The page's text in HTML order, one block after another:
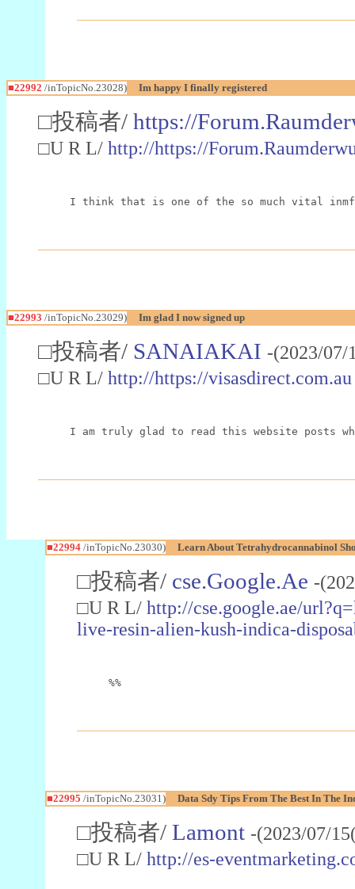
■22992 /inTopicNo.23028) Im happy I finally registered
□投稿者/ https://
□U R L/ http://https://
I think that is one of the so much vital
■22993 /inTopicNo.23029) Im glad I now signed up
□投稿者/ SANAIAKAI -(2023/
□U R L/ http://https://visasdirect.com.au
I am truly glad to read this website posts
■22994/inTopicNo.23030) Learn About Tetrahydrocannabinol
□投稿者/ cse.Google.Ae -
□U R L/ http://cse.google.ae/
live-resin-alien-kush-indica-
%%
■22995 /inTopicNo.23031) Data Sdy Tips From The Best In The
□投稿者/ Lamont -(2023/07/
□U R L/ http://es-